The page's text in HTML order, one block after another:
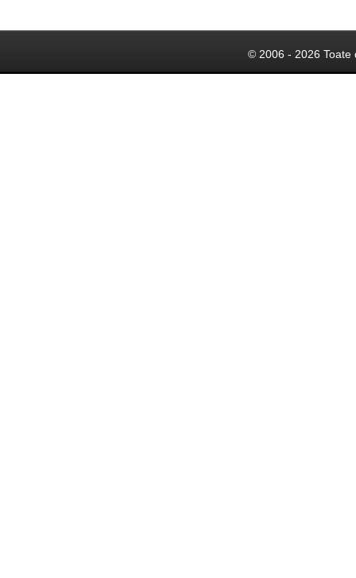
© 2006 - 2026